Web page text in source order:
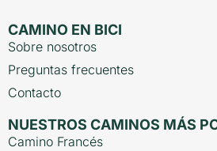
CAMINO EN BICI
Sobre nosotros
Preguntas frecuentes
Contacto
NUESTROS CAMINOS MÁS
Camino Francés